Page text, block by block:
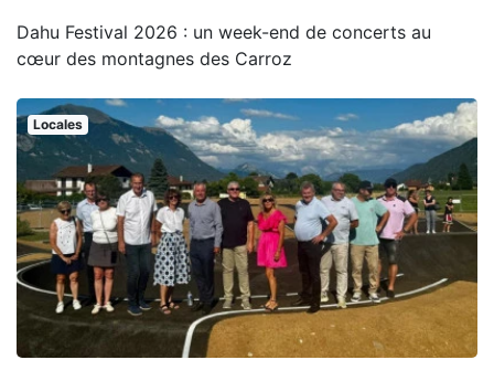
Dahu Festival 2026 : un week-end de concerts au
cœur des montagnes des Carroz
Locales